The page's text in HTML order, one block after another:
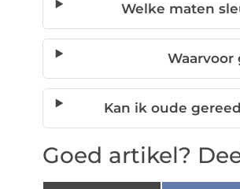
Welke maten
Kan ik oude
Goed artikel?